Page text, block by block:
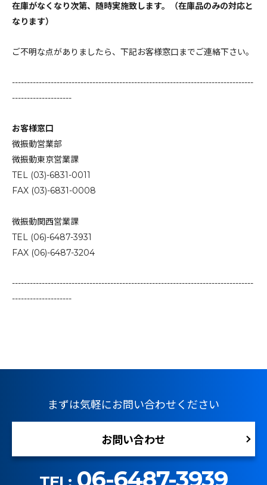
在庫がなくなり次第、随時実施致します。（在庫品のみの対応と
なります）
ご不明な点がありましたら、下記お客様窓口までご連絡下さい。
---------------------------------------------------------------------------------
--------------------
お客様窓口
微振動営業部
微振動東京営業課
TEL (03)-6831-0011
FAX (03)-6831-0008
微振動関西営業課
TEL (06)-6487-3931
FAX (06)-6487-3204
---------------------------------------------------------------------------------
--------------------
まずは気軽にお問い合わせください
お問い合わせ
06-6487-3939